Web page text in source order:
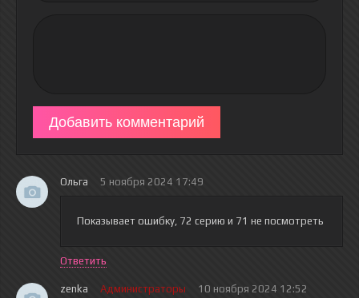
Добавить комментарий
Ольга 5 ноября 2024 17:49
Показывает ошибку, 72 серию и 71 не посмотреть
Ответить
zenka Администраторы 10 ноября 2024 12:52